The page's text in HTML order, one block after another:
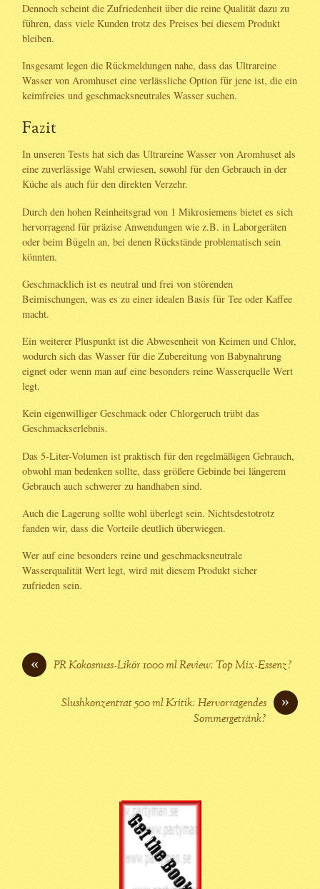
Dennoch scheint die Zufriedenheit über die reine Qualität dazu zu
führen, dass viele Kunden trotz des Preises bei diesem Produkt
bleiben.
Insgesamt legen die Rückmeldungen nahe, dass das Ultrareine
Wasser von Aromhuset eine verlässliche Option für jene ist, die ein
keimfreies und geschmacksneutrales Wasser suchen.
Fazit
In unseren Tests hat sich das Ultrareine Wasser von Aromhuset als
eine zuverlässige Wahl erwiesen, sowohl für den Gebrauch in der
Küche als auch für den direkten Verzehr.
Durch den hohen Reinheitsgrad von 1 Mikrosiemens bietet es sich
hervorragend für präzise Anwendungen wie z.B. in Laborgeräten
oder beim Bügeln an, bei denen Rückstände problematisch sein
könnten.
Geschmacklich ist es neutral und frei von störenden
Beimischungen, was es zu einer idealen Basis für Tee oder Kaffee
macht.
Ein weiterer Pluspunkt ist die Abwesenheit von Keimen und Chlor,
wodurch sich das Wasser für die Zubereitung von Babynahrung
eignet oder wenn man auf eine besonders reine Wasserquelle Wert
legt.
Kein eigenwilliger Geschmack oder Chlorgeruch trübt das
Geschmackserlebnis.
Das 5-Liter-Volumen ist praktisch für den regelmäßigen Gebrauch,
obwohl man bedenken sollte, dass größere Gebinde bei längerem
Gebrauch auch schwerer zu handhaben sind.
Auch die Lagerung sollte wohl überlegt sein. Nichtsdestotrotz
fanden wir, dass die Vorteile deutlich überwiegen.
Wer auf eine besonders reine und geschmacksneutrale
Wasserqualität Wert legt, wird mit diesem Produkt sicher
zufrieden sein.
« PR Kokosnuss-Likör 1000 ml Review: Top Mix-Essenz?
»
Slushkonzentrat 500 ml Kritik: Hervorragendes
Sommergetränk?